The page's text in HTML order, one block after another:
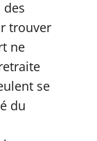
trouver
ne
se
du